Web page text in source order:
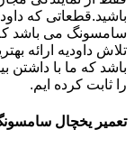
باشید.قطعاتی که
تلاش داودیه ارائه
باشد که ما با
را ثابت کرده ایم.
تعمیر یخچال